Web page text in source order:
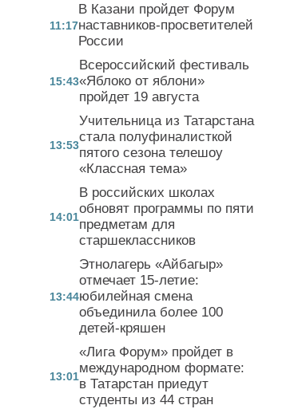
11:17
В Казани пройдет Форум
наставников-просветителей
России
15:43
Всероссийский фестиваль
«Яблоко от яблони»
пройдет 19 августа
13:53
Учительница из Татарстана
стала полуфиналисткой
пятого сезона телешоу
«Классная тема»
14:01
В российских школах
обновят программы по пяти
предметам для
старшеклассников
13:44
Этнолагерь «Айбагыр»
отмечает 15-летие:
юбилейная смена
объединила более 100
детей-кряшен
13:01
«Лига Форум» пройдет в
международном формате:
в Татарстан приедут
студенты из 44 стран